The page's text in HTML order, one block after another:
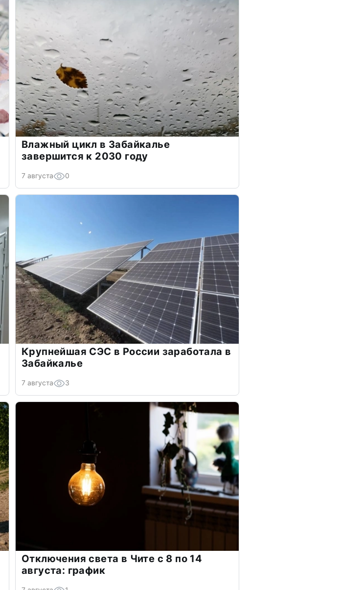
Влажный цикл в Забайкалье
завершится к 2030 году
7 августа 0
Крупнейшая СЭС в России заработала в
Забайкалье
7 августа 3
Отключения света в Чите с 8 по 14
августа: график